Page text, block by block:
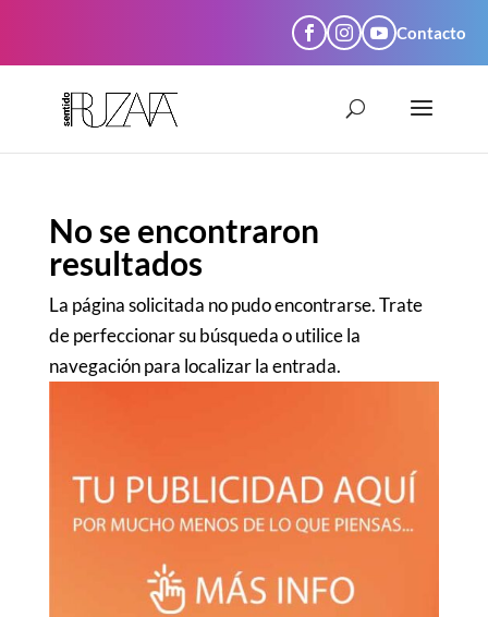
Contacto
No se encontraron
resultados
La página solicitada no pudo encontrarse. Trate
de perfeccionar su búsqueda o utilice la
navegación para localizar la entrada.